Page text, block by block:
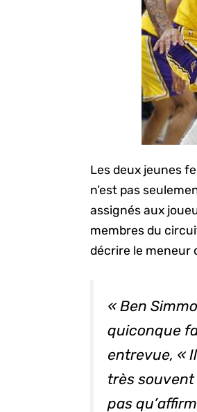
Les deux jeunes
n’est pas
assignés aux
membres du
décrire le meneur
« Ben
quiconque
entrevue, «
très souvent
pas